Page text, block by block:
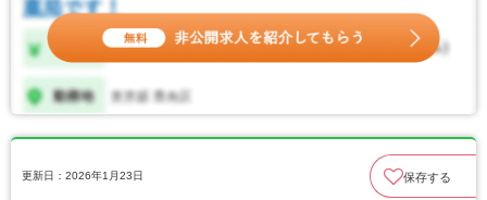
更新日：2026年1月23日 保存する